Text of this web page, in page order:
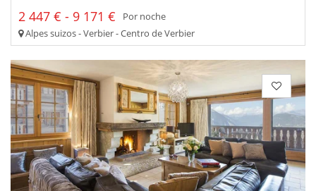
2 447 € - 9 171 €
Por noche
Alpes suizos - Verbier - Centro de Verbier